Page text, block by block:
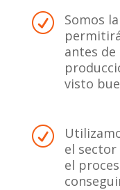
R
Somos
antes
visto
R
el
el